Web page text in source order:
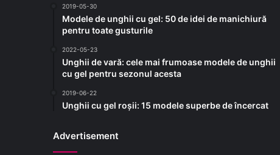
2019-05-30
Modele de unghii cu gel: 50 de idei de manichiură
pentru toate gusturile
2022-05-23
Unghii de vară: cele mai frumoase modele de unghii
cu gel pentru sezonul acesta
2019-06-22
Unghii cu gel roșii: 15 modele superbe de încercat
Advertisement